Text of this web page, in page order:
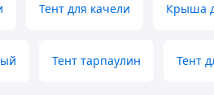
Тент для качели Крыша
Тент тарпаулин Тент